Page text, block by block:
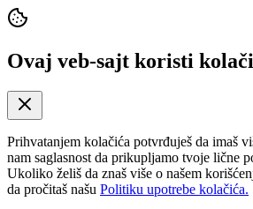
Ovaj veb-sajt koristi
Prihvatanjem kolačića potvrđuješ da imaš
nam saglasnost da prikupljamo tvoje lične
Ukoliko želiš da znaš više o našem
da pročitaš našu Politiku upotrebe kolačića.